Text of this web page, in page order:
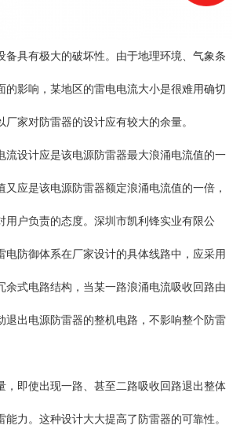
具有极大的破坏性。由于地理环境、气象条
的影响，某地区的雷电电流大小是很难用确切
厂家对防雷器的设计应有较大的余量。
设计应是该电源防雷器最大浪涌电流值的一
又应是该电源防雷器额定浪涌电流值的一倍，
用户负责的态度。深圳市凯利锋实业有限公
电防御体系在厂家设计的具体线路中，应采用
余式电路结构，当某一路浪涌电流吸收回路由
退出电源防雷器的整机电路，不影响整个防雷
即使出现一路、甚至二路吸收回路退出整体
能力。这种设计大大提高了防雷器的可靠性。